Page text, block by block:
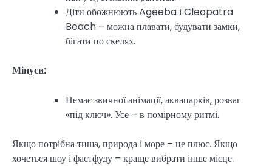
Діти обожнюють Ageeba і Cleopatra
Beach – можна плавати, будувати замки,
бігати по скелях.
Мінуси:
Немає звичної анімації, аквапарків, розваг
«під ключ». Усе – в помірному ритмі.
Якщо потрібна тиша, природа і море – це плюс. Якщо
хочеться шоу і фастфуду – краще вибрати інше місце.